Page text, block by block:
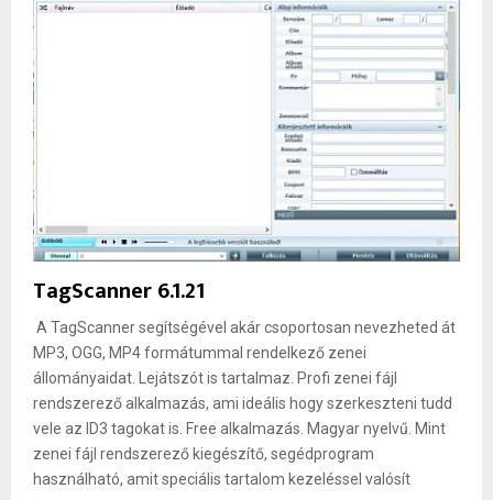
TagScanner 6.1.21
A TagScanner segítségével akár csoportosan nevezheted át
MP3, OGG, MP4 formátummal rendelkező zenei
állományaidat. Lejátszót is tartalmaz. Profi zenei fájl
rendszerező alkalmazás, ami ideális hogy szerkeszteni tudd
vele az ID3 tagokat is. Free alkalmazás. Magyar nyelvű. Mint
zenei fájl rendszerező kiegészítő, segédprogram
használható, amit speciális tartalom kezeléssel valósít